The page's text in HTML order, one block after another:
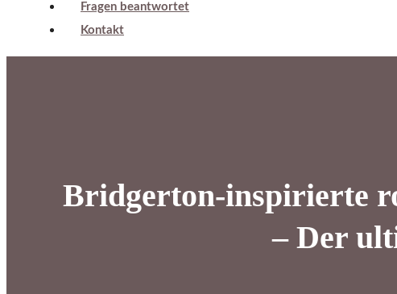
Fragen beantwortet
Kontakt
Bridgerton-inspirierte
– Der